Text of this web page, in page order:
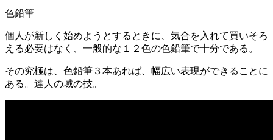
色鉛筆
個人が新しく始めようとするときに、気合を入れて買いそろ
える必要はなく、一般的な１２色の色鉛筆で十分である。
その究極は、色鉛筆３本あれば、幅広い表現ができることに
ある。達人の域の技。